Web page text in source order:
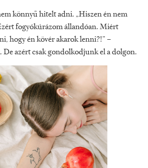
könnyű hitelt adni. „Hiszen én nem
fogyókúrázom állandóan. Miért
hogy én kövér akarok lenni?!” –
De azért csak gondolkodjunk el a dolgon.